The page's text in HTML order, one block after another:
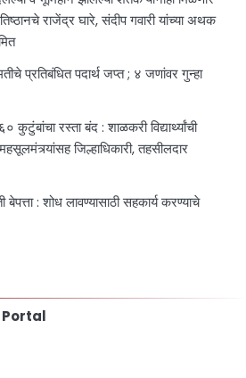
राजेंद्र घारे, संदीप गवारी यांच्या अथक
प्रतिबंधित पदार्थ जप्त ; ४ जणांवर गुन्हा
कुटुंबांचा रस्ता बंद : शाळकरी विद्यार्थ्यांची
जिल्हाधिकारी, तहसीलदार
: शोध लावण्यासाठी सहकार्य करण्याचे